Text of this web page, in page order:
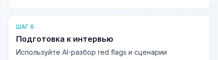
ШАГ 6
Подготовка к интервью
Используйте AI-разбор red flags и сценарии